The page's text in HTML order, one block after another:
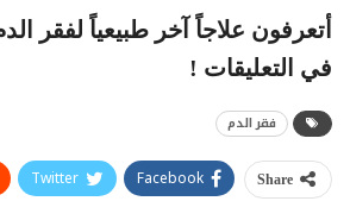
أتعرفون علاجاً آخر طبيعياً لفقر
في التعليقات !
فقر الدم
Share
Facebook
Twitter